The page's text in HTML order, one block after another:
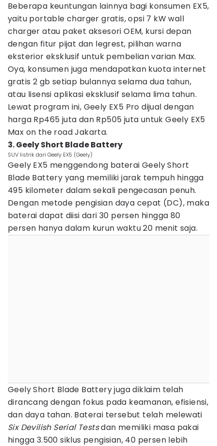
Beberapa keuntungan lainnya bagi konsumen EX5,
yaitu portable charger gratis, opsi 7 kW wall
charger atau paket aksesori OEM, kursi depan
dengan fitur pijat dan legrest, pilihan warna
eksterior eksklusif untuk pembelian varian Max.
Oya, konsumen juga mendapatkan kuota internet
gratis 2 gb setiap bulannya selama dua tahun,
atau lisensi aplikasi eksklusif selama lima tahun.
Lewat program ini, Geely EX5 Pro dijual dengan
harga Rp465 juta dan Rp505 juta untuk Geely EX5
Max on the road Jakarta.
3. Geely Short Blade Battery
SUV listrik dari Geely EX5 (Geely)
Geely EX5 menggendong baterai Geely Short
Blade Battery yang memiliki jarak tempuh hingga
495 kilometer dalam sekali pengecasan penuh.
Dengan metode pengisian daya cepat (DC), maka
baterai dapat diisi dari 30 persen hingga 80
persen hanya dalam kurun waktu 20 menit saja.
Geely Short Blade Battery juga diklaim telah
dirancang dengan fokus pada keamanan, efisiensi,
dan daya tahan. Baterai tersebut telah melewati
Six Devilish Serial Testsdan memiliki masa pakai
hingga 3.500 siklus pengisian, 40 persen lebih